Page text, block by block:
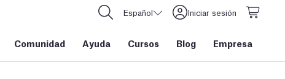
Español Iniciar sesión
Comunidad Ayuda Cursos Blog Empresa